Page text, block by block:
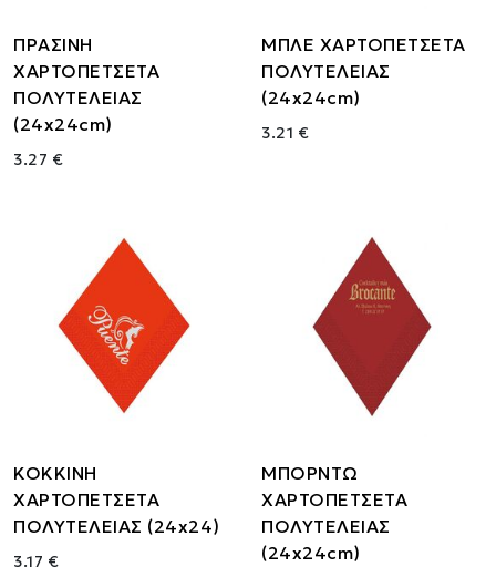
ΠΡΑΣΙΝΗ
ΧΑΡΤΟΠΕΤΣΕΤΑ
ΠΟΛΥΤΕΛΕΙΑΣ
(24x24cm)
3.27 €
ΜΠΛΕ ΧΑΡΤΟΠΕΤΣΕΤΑ
ΠΟΛΥΤΕΛΕΙΑΣ
(24x24cm)
3.21 €
ΚΟΚΚΙΝΗ
ΧΑΡΤΟΠΕΤΣΕΤΑ
ΠΟΛΥΤΕΛΕΙΑΣ (24x24)
3.17 €
ΜΠΟΡΝΤΩ
ΧΑΡΤΟΠΕΤΣΕΤΑ
ΠΟΛΥΤΕΛΕΙΑΣ
(24x24cm)